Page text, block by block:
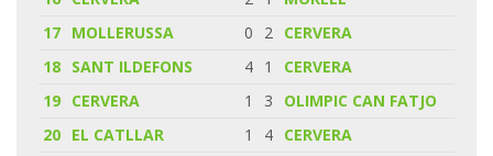
17 MOLLERUSSA 0 2
CERVERA
18 SANT ILDEFONS 4 1
CERVERA
19 CERVERA 1 3
OLIMPIC CAN FATJO
20 EL CATLLAR 1 4 CERVERA